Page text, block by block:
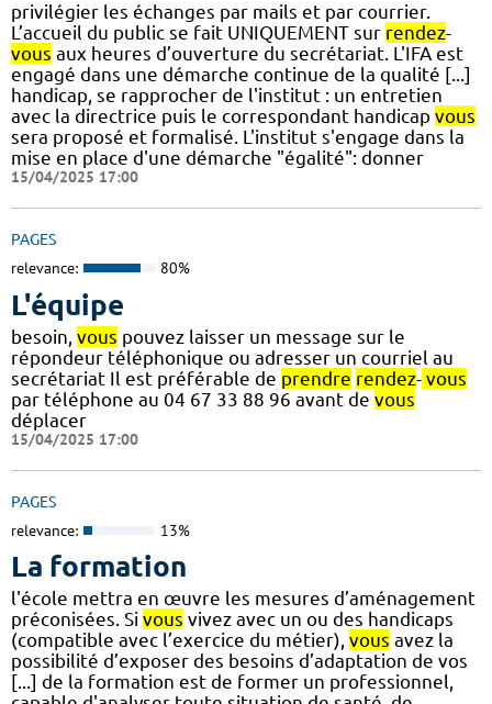
privilégier les échanges par mails et par courrier.
L’accueil du public se fait UNIQUEMENT sur rendez-
vous aux heures d’ouverture du secrétariat. L'IFA est
engagé dans une démarche continue de la qualité [...]
handicap, se rapprocher de l'institut : un entretien
avec la directrice puis le correspondant handicap vous
sera proposé et formalisé. L'institut s'engage dans la
mise en place d'une démarche "égalité": donner
15/04/2025 17:00
PAGES
relevance: 80%
L'équipe
besoin, vous pouvez laisser un message sur le
répondeur téléphonique ou adresser un courriel au
secrétariat Il est préférable de prendre rendez- vous
par téléphone au 04 67 33 88 96 avant de vous
déplacer
15/04/2025 17:00
PAGES
relevance: 13%
La formation
l'école mettra en œuvre les mesures d’aménagement
préconisées. Si vous vivez avec un ou des handicaps
(compatible avec l’exercice du métier), vous avez la
possibilité d’exposer des besoins d’adaptation de vos
[...] de la formation est de former un professionnel,